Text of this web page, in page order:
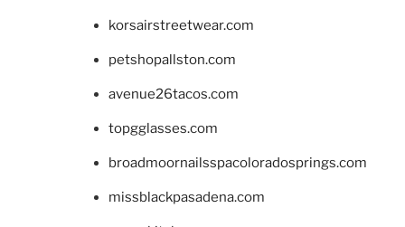
korsairstreetwear.com
petshopallston.com
avenue26tacos.com
topgglasses.com
broadmoornailsspacoloradosprings.com
missblackpasadena.com